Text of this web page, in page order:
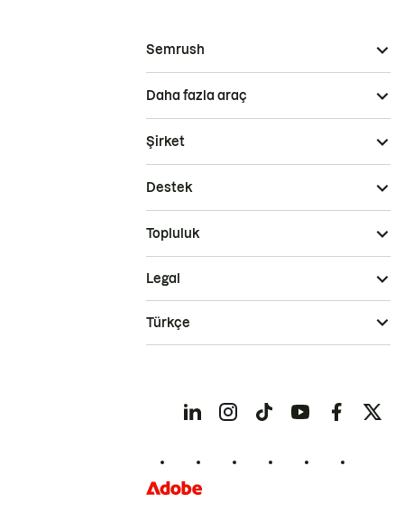
Semrush
Daha fazla araç
Şirket
Destek
Topluluk
Legal
Türkçe